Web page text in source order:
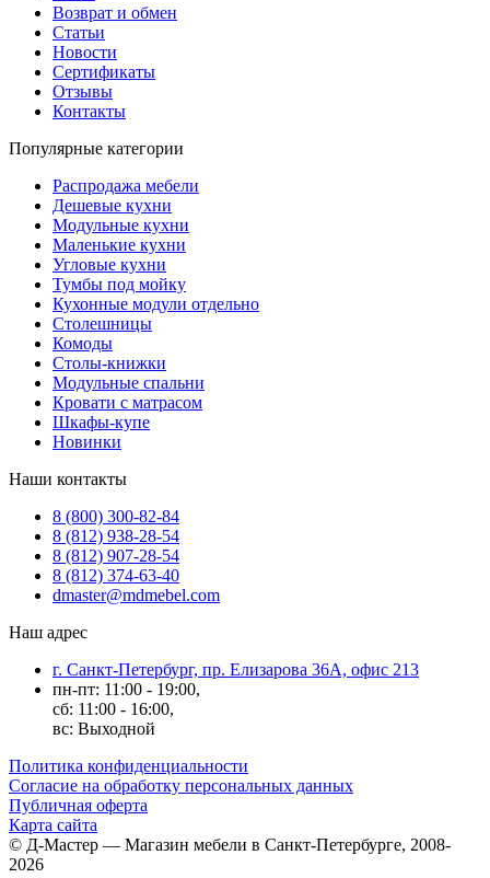
Возврат и обмен
Статьи
Новости
Сертификаты
Отзывы
Контакты
Популярные категории
Распродажа мебели
Дешевые кухни
Модульные кухни
Маленькие кухни
Угловые кухни
Тумбы под мойку
Кухонные модули отдельно
Столешницы
Комоды
Столы-книжки
Модульные спальни
Кровати с матрасом
Шкафы-купе
Новинки
Наши контакты
8 (800) 300-82-84
8 (812) 938-28-54
8 (812) 907-28-54
8 (812) 374-63-40
dmaster@mdmebel.com
Наш адрес
г. Санкт-Петербург, пр. Елизарова 36А, офис 213
пн-пт: 11:00 - 19:00,
сб: 11:00 - 16:00,
вс: Выходной
Политика конфиденциальности
Согласие на обработку персональных данных
Публичная оферта
Карта сайта
© Д-Мастер — Магазин мебели в Санкт-Петербурге, 2008-
2026